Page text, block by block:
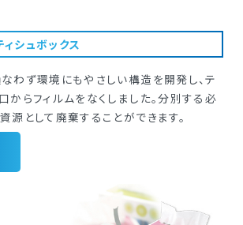
シュボックス
わず環境にもやさしい構造を開発し、テ
からフィルムをなくしました。分別する必
源として廃棄することができます。